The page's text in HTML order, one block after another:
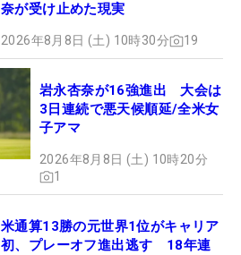
奈が受け止めた現実
2026年8月8日 (土) 10時30分 19
岩永杏奈が16強進出 大会は
3日連続で悪天候順延/全米女
子アマ
2026年8月8日 (土) 10時20分
1
米通算13勝の元世界1位がキャリア
初、プレーオフ進出逃す 18年連